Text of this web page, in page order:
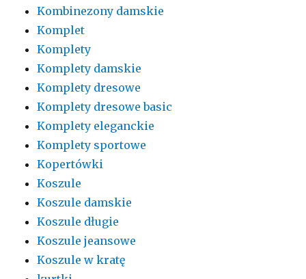
Kombinezony damskie
Komplet
Komplety
Komplety damskie
Komplety dresowe
Komplety dresowe basic
Komplety eleganckie
Komplety sportowe
Kopertówki
Koszule
Koszule damskie
Koszule długie
Koszule jeansowe
Koszule w kratę